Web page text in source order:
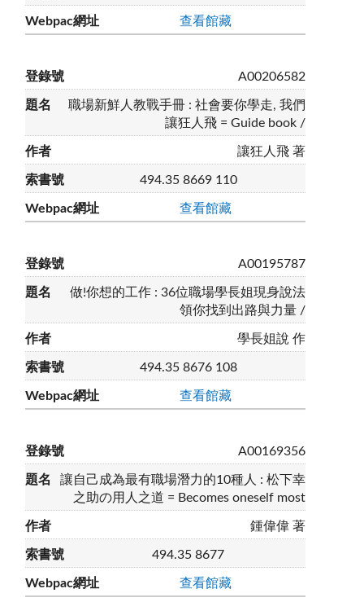
查看館藏
A00206582
職場新鮮人教戰手冊 : 社會要你學走, 我們
讓狂人飛 = Guide book /
讓狂人飛 著
494.35 8669 110
查看館藏
A00195787
做!你想的工作 : 36位職場學長姐現身說法
領你找到出路與力量 /
學長姐說 作
494.35 8676 108
查看館藏
A00169356
讓自己成為最有職場潛力的10種人 : 松下幸
之助の用人之道 = Becomes oneself most
鍾偉偉 著
494.35 8677
查看館藏